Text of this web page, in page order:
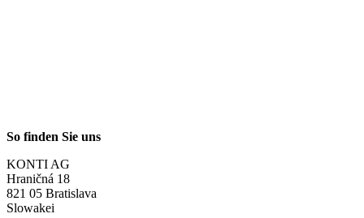
So finden Sie uns
KONTI AG
Hraničná 18
821 05 Bratislava
Slowakei